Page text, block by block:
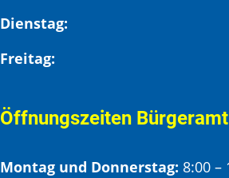
Öffnungszeiten
Montag und Donnerstag: 8:00 –